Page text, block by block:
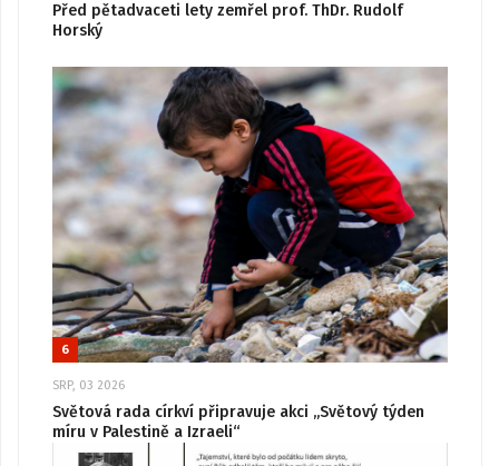
Před pětadvaceti lety zemřel prof. ThDr. Rudolf
Horský
6
SRP, 03 2026
Světová rada církví připravuje akci „Světový týden
míru v Palestině a Izraeli“